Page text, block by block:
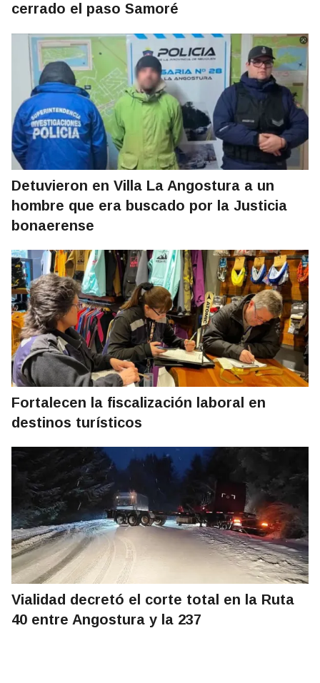
cerrado el paso Samoré
Detuvieron en Villa La Angostura a un
hombre que era buscado por la Justicia
bonaerense
Fortalecen la fiscalización laboral en
destinos turísticos
Vialidad decretó el corte total en la Ruta
40 entre Angostura y la 237